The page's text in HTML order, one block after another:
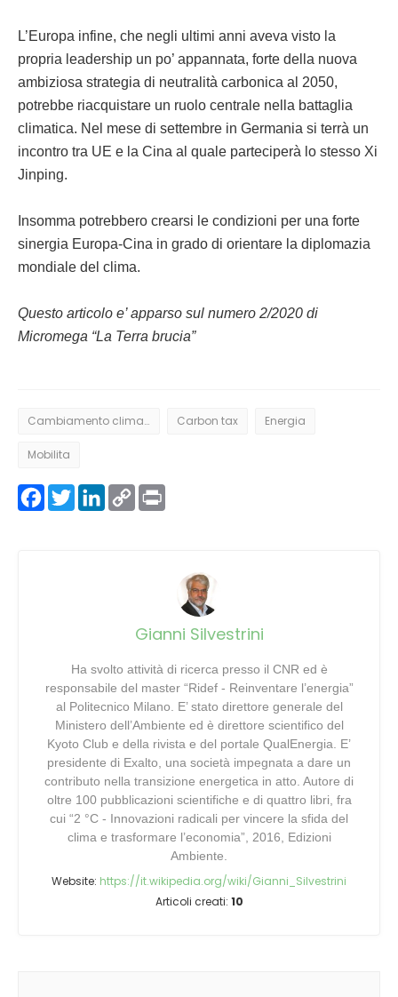
L’Europa infine, che negli ultimi anni aveva visto la
propria leadership un po’ appannata, forte della nuova
ambiziosa strategia di neutralità carbonica al 2050,
potrebbe riacquistare un ruolo centrale nella battaglia
climatica. Nel mese di settembre in Germania si terrà un
incontro tra UE e la Cina al quale parteciperà lo stesso Xi
Jinping.
Insomma potrebbero crearsi le condizioni per una forte
sinergia Europa-Cina in grado di orientare la diplomazia
mondiale del clima.
Questo articolo e’ apparso sul numero 2/2020 di
Micromega “La Terra brucia”
Cambiamento climatico Carbon tax Energia
Mobilita
Facebook
Twitter
LinkedIn
Copy
Gianni Silvestrini
Ha svolto attività di ricerca presso il CNR ed è
responsabile del master “Ridef - Reinventare l’energia”
al Politecnico Milano. E’ stato direttore generale del
Ministero dell’Ambiente ed è direttore scientifico del
Kyoto Club e della rivista e del portale QualEnergia. E’
presidente di Exalto, una società impegnata a dare un
contributo nella transizione energetica in atto. Autore di
oltre 100 pubblicazioni scientifiche e di quattro libri, fra
cui “2 °C - Innovazioni radicali per vincere la sfida del
clima e trasformare l’economia”, 2016, Edizioni
Ambiente.
Website: https://it.wikipedia.org/wiki/Gianni_Silvestrini
Articoli creati: 10